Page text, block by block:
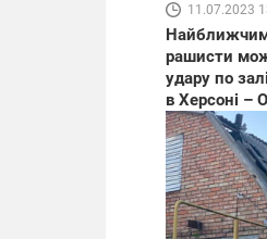
11.07.2023
рашисти
удару по
в Херсоні –